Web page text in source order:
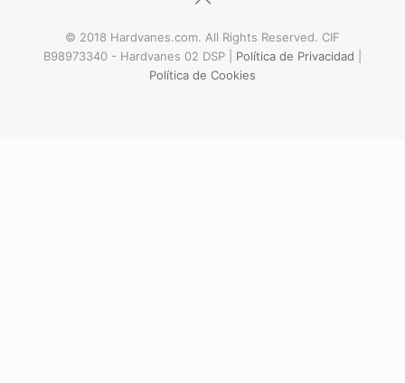
© 2018 Hardvanes.com. All Rights Reserved. CIF
B98973340 - Hardvanes 02 DSP | Política de Privacidad
Política de Cookies